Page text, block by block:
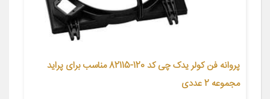
پروانه فن کولر یدک چی کد 120-82115 مناسب برای پراید
مجموعه 2 عددی